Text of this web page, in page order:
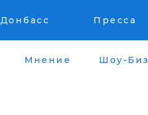
Донбасс Пресса
Мнение Шоу-Биз